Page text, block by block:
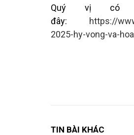
Quý vị có
đây: https://
2025-hy-vong-va-
TIN BÀI KHÁC